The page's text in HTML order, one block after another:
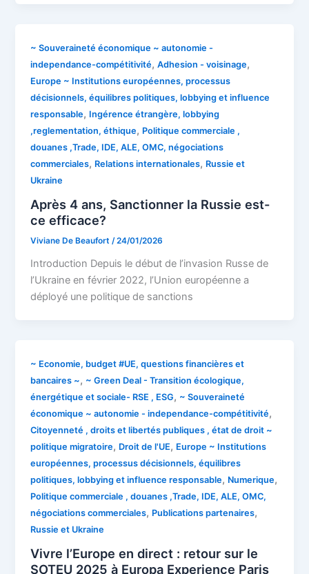
~ Souveraineté économique ~ autonomie -
independance-compétitivité,Adhesion - voisinage,
Europe ~ Institutions européennes, processus
décisionnels, équilibres politiques, lobbying et influence
responsable, Ingérence étrangère, lobbying
,reglementation, éthique, Politique commerciale ,
douanes ,Trade, IDE, ALE, OMC, négociations
commerciales, Relations internationales, Russie et
Ukraine
Après 4 ans, Sanctionner la Russie est-
ce efficace?
Viviane De Beaufort/24/01/2026
Introduction Depuis le début de l’invasion Russe de
l’Ukraine en février 2022, l’Union européenne a
déployé une politique de sanctions
~ Economie, budget #UE, questions financières et
bancaires ~, ~ Green Deal - Transition écologique,
énergétique et sociale- RSE , ESG, ~ Souveraineté
économique ~ autonomie - independance-compétitivité,
Citoyenneté , droits et libertés publiques , état de droit ~
politique migratoire, Droit de l'UE, Europe ~ Institutions
européennes, processus décisionnels, équilibres
politiques, lobbying et influence responsable, Numerique,
Politique commerciale , douanes ,Trade, IDE, ALE, OMC,
négociations commerciales, Publications partenaires,
Russie et Ukraine
Vivre l’Europe en direct : retour sur le
SOTEU 2025 à Europa Experience Paris